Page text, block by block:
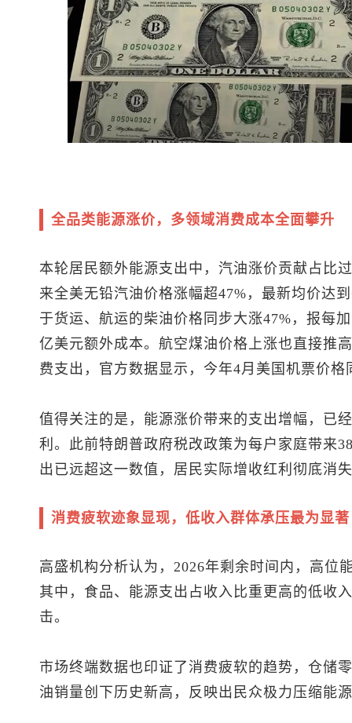
全品类能源涨价，多领域消费成本全面攀升
本轮居民额外能源支出中，汽油涨价贡献占比
来全美无铅汽油价格涨幅超47%，最新均价达
于货运、航运的柴油价格同步大涨47%，报每
亿美元额外成本。航空煤油价格上涨也直接推
费支出，官方数据显示，今年4月美国机票价格
值得关注的是，能源涨价带来的支出增幅，已
利。此前特朗普政府税改政策为每户家庭带来
出已远超这一数值，居民实际增收红利彻底消
消费疲软迹象显现，低收入群体承压最为显著
高盛机构分析认为，2026年剩余时间内，高位
其中，食品、能源支出占收入比重更高的低收
击。
市场终端数据也印证了消费疲软的趋势，仓储
油销量创下历史新高，反映出民众极力压缩能